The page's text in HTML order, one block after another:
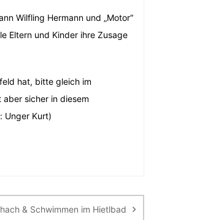
Wilfling Hermann und „Motor“
Eltern und Kinder ihre Zusage
hat, bitte gleich im
sicher in diesem
Unger Kurt)
& Schwimmen im Hietlbad